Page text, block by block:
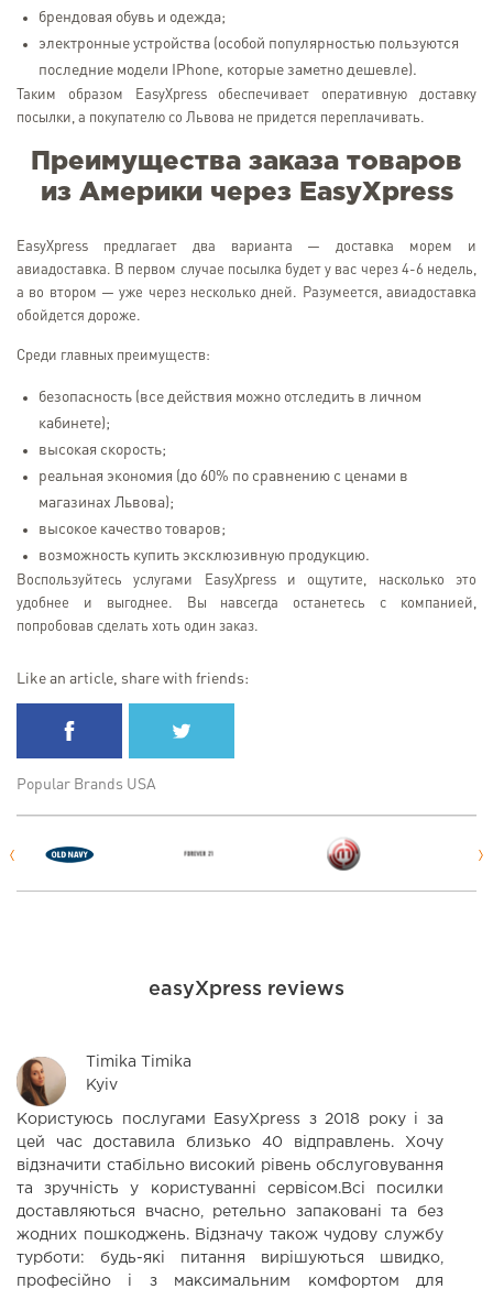
брендовая обувь и одежда;
электронные устройства (особой популярностью пользуются
последние модели IPhone, которые заметно дешевле).
Таким образом EasyXpress обеспечивает оперативную доставку
посылки, а покупателю со Львова не придется переплачивать.
Преимущества заказа товаров
из Америки через EasyXpress
EasyXpress предлагает два варианта — доставка морем и
авиадоставка. В первом случае посылка будет у вас через 4-6 недель,
а во втором — уже через несколько дней. Разумеется, авиадоставка
обойдется дороже.
Среди главных преимуществ:
безопасность (все действия можно отследить в личном
кабинете);
высокая скорость;
реальная экономия (до 60% по сравнению с ценами в
магазинах Львова);
высокое качество товаров;
возможность купить эксклюзивную продукцию.
Воспользуйтесь услугами EasyXpress и ощутите, насколько это
удобнее и выгоднее. Вы навсегда останетесь с компанией,
попробовав сделать хоть один заказ.
Like an article, share with friends:
Popular Brands USA
easyXpress reviews
Timika Timika
Kyiv
Користуюсь послугами EasyXpress з 2018 року і за
цей час доставила близько 40 відправлень. Хочу
відзначити стабільно високий рівень обслуговування
та зручність у користуванні сервісом.Всі посилки
доставляються вчасно, ретельно запаковані та без
жодних пошкоджень. Відзначу також чудову службу
турботи: будь-які питання вирішуються швидко,
професійно і з максимальним комфортом для